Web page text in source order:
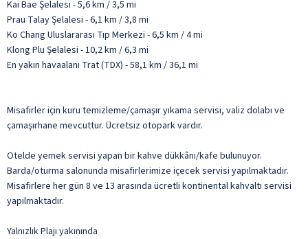
Kai Bae Şelalesi - 5,6 km / 3,5 mi
Prau Talay Şelalesi - 6,1 km / 3,8 mi
Ko Chang Uluslararası Tıp Merkezi - 6,5 km / 4 mi
Klong Plu Şelalesi - 10,2 km / 6,3 mi
En yakın havaalanı Trat (TDX) - 58,1 km / 36,1 mi
Misafirler için kuru temizleme/çamaşır yıkama servisi, valiz dolabı ve
çamaşırhane mevcuttur. Ücretsiz otopark vardır.
Otelde yemek servisi yapan bir kahve dükkânı/kafe bulunuyor.
Barda/oturma salonunda misafirlerimize içecek servisi yapılmaktadır.
Misafirlere her gün 8 ve 13 arasında ücretli kontinental kahvaltı servisi
yapılmaktadır.
Yalnızlık Plajı yakınında